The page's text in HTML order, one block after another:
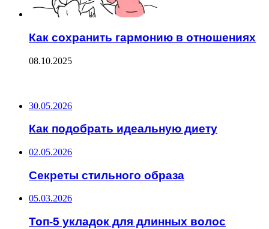
Как сохранить гармонию в отношениях
08.10.2025
30.05.2026
Как подобрать идеальную диету
02.05.2026
Секреты стильного образа
05.03.2026
Топ-5 укладок для длинных волос